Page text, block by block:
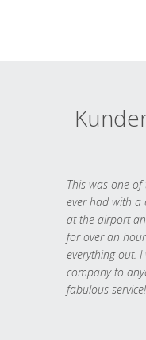
This was one of
ever had with a
at the airport
for over an
everything out.
company to
fabulous service!